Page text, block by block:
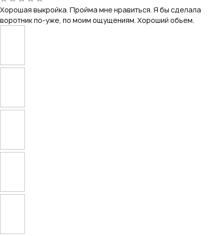
Хорошая выкройка. Пройма мне нравиться. Я бы сделала
воротник по-уже, по моим ощущениям. Хороший обьем.